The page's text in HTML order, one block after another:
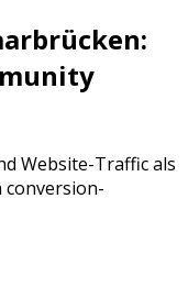
:
Website-Traffic als
conversion-